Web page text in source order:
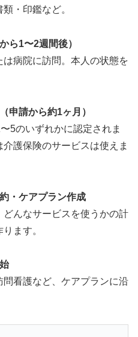
・印鑑など。
ら1〜2週間後）
病院に訪問。本人の状態を
申請から約1ヶ月）
5のいずれかに認定されま
護保険のサービスは使えま
・ケアプラン作成
んなサービスを使うかの計
ます。
看護など、ケアプランに沿